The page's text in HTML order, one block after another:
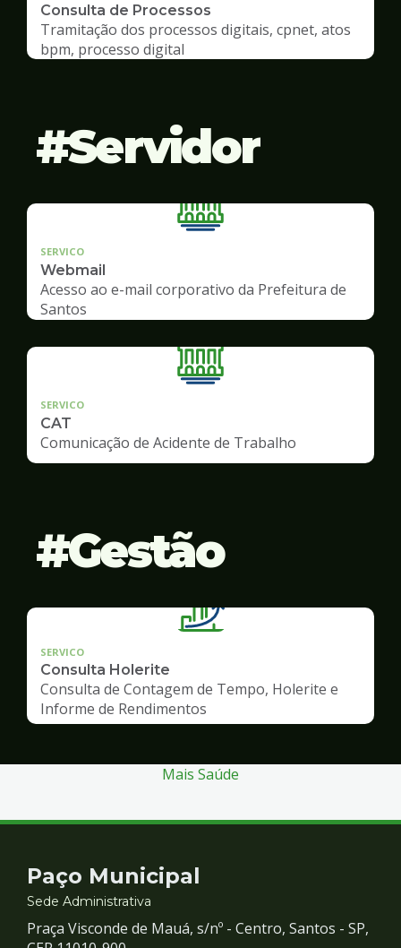
Consulta de Processos
Tramitação dos processos digitais, cpnet, atos
bpm, processo digital
Servidor
SERVICO
Webmail
Acesso ao e-mail corporativo da Prefeitura de
Santos
SERVICO
CAT
Comunicação de Acidente de Trabalho
Gestão
SERVICO
Consulta Holerite
Consulta de Contagem de Tempo, Holerite e
Informe de Rendimentos
Mais Saúde
Contato
e
Paço Municipal
Sede Administrativa
Praça Visconde de Mauá, s/nº - Centro, Santos - SP,